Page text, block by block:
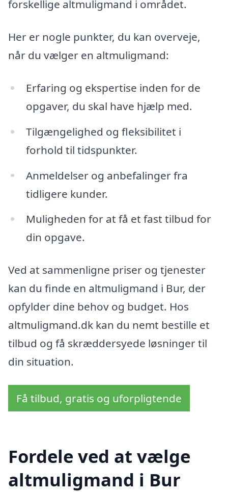
forskellige altmuligmand i området.
Her er nogle punkter, du kan overveje,
når du vælger en altmuligmand:
Erfaring og ekspertise inden for de
opgaver, du skal have hjælp med.
Tilgængelighed og fleksibilitet i
forhold til tidspunkter.
Anmeldelser og anbefalinger fra
tidligere kunder.
Muligheden for at få et fast tilbud for
din opgave.
Ved at sammenligne priser og tjenester
kan du finde en altmuligmand i Bur, der
opfylder dine behov og budget. Hos
altmuligmand.dk kan du nemt bestille et
tilbud og få skræddersyede løsninger til
din situation.
Få tilbud, gratis og uforpligtende
Fordele ved at vælge
altmuligmand i Bur